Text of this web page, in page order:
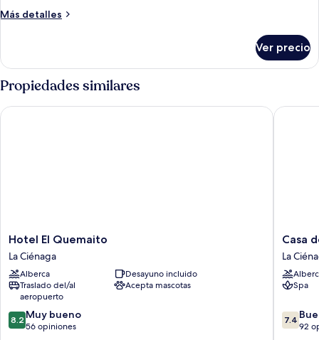
vista
Más detalles
Más
cuádruple
familiar,
vista
jardín
Ver precio
Propiedades similares
Hotel
El
Quemaito
La
Ciénaga
Hotel El Quemaito
La Ciénaga
Alberca
Desayuno incluido
Traslado del/al
aeropuerto
Acepta mascotas
8.2
de
8.2 Muy bueno
56 opiniones
Hotel El Quemaito
Casa
del
Mar
Lodge
La
Casa
La
Spa
7.4
de
7.4
92
Casa